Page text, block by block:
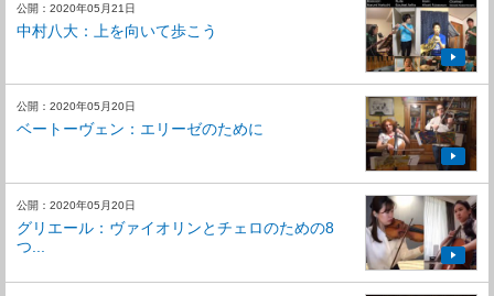
公開：2020年05月21日
中村八大：上を向いて歩こう
公開：2020年05月20日
ベートーヴェン：エリーゼのために
公開：2020年05月20日
グリエール：ヴァイオリンとチェロのための8
つ...